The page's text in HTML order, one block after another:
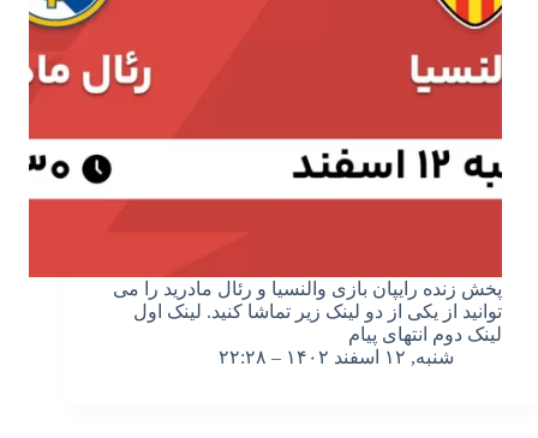
پخش زنده رایپان بازی والنسیا و رئال مادرید را می
توانید از یکی از دو لینک زیر تماشا کنید. لینک اول
لینک دوم انتهای پیام
شنبه, ۱۲ اسفند ۱۴۰۲ – ۲۲:۲۸